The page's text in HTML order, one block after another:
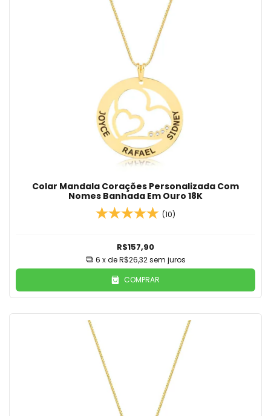
Colar Mandala Corações Personalizada Com
Nomes Banhada Em Ouro 18K
(10)
R$157,90
6 x deR$26,32 sem juros
COMPRAR